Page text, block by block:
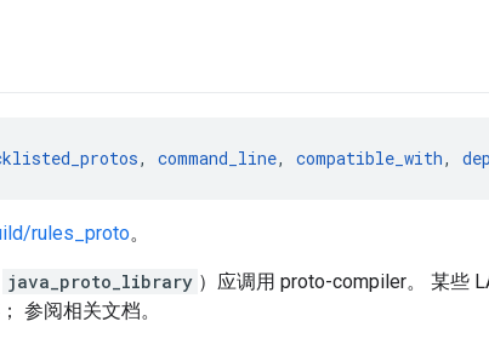
, command_line, compatible_with,
rules_proto。
java_proto_library ）应调用 proto-compiler。 某些
参阅相关文档。